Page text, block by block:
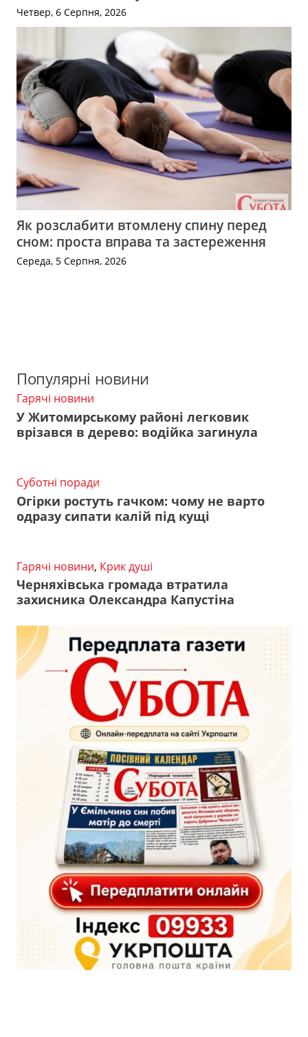
Четвер, 6 Серпня, 2026
Як розслабити втомлену спину перед
сном: проста вправа та застереження
Середа, 5 Серпня, 2026
Популярні новини
Гарячі новини
У Житомирському районі легковик
врізався в дерево: водійка загинула
Суботні поради
Огірки ростуть гачком: чому не варто
одразу сипати калій під кущі
Гарячі новини, Крик душі
Черняхівська громада втратила
захисника Олександра Капустіна